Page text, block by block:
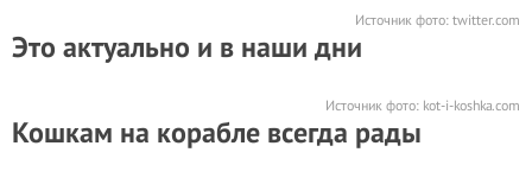
Источник фото: twitter.com
Это актуально и в наши дни
Источник фото: kot-i-koshka.com
Кошкам на корабле всегда рады